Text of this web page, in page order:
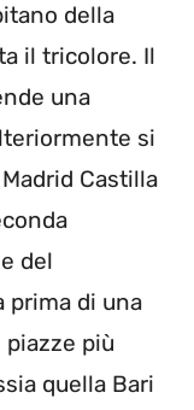
della
il tricolore. Il
una
si
Castilla
del
prima di una
più
quella Bari